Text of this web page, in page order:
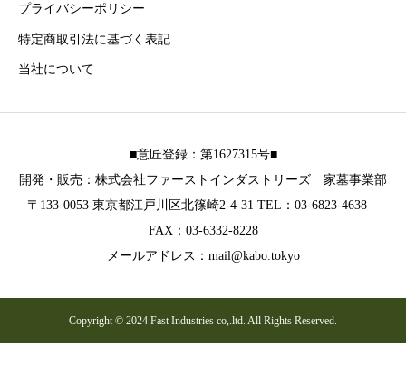
プライバシーポリシー
特定商取引法に基づく表記
当社について
■意匠登録：第1627315号■
開発・販売：株式会社ファーストインダストリーズ 家墓事業部
〒133-0053 東京都江戸川区北篠崎2-4-31 TEL：03-6823-4638
FAX：03-6332-8228
メールアドレス：mail@kabo.tokyo
Copyright © 2024 Fast Industries co,.ltd. All Rights Reserved.